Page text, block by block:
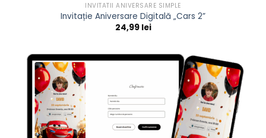
INVITATII ANIVERSARE SIMPLE
Invitație Aniversare Digitală „Cars 2”
24,99 lei